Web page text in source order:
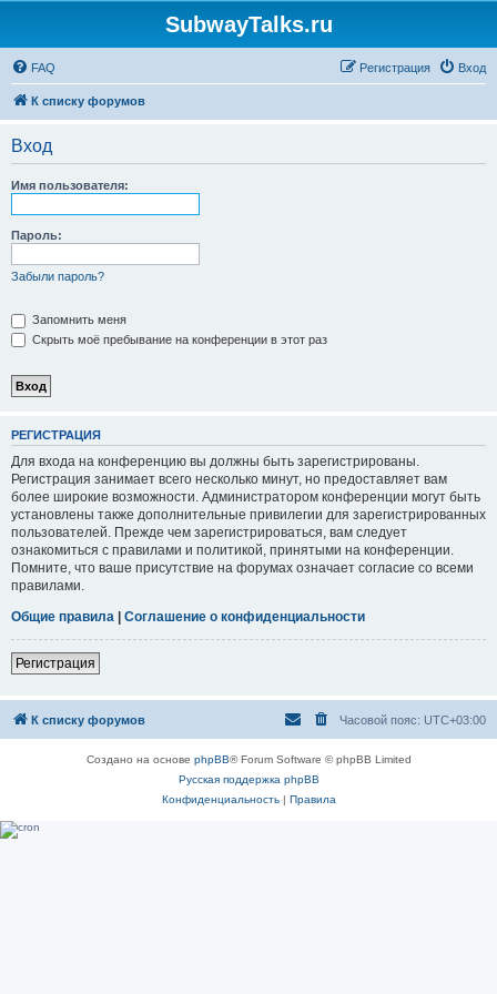
SubwayTalks.ru
FAQ Вход
Регистрация
К списку форумов
Вход
Имя пользователя:
Пароль:
Забыли пароль?
Запомнить меня
Скрыть моё пребывание на конференции в этот раз
РЕГИСТРАЦИЯ
Для входа на конференцию вы должны быть зарегистрированы.
Регистрация занимает всего несколько минут, но предоставляет вам
более широкие возможности. Администратором конференции могут быть
установлены также дополнительные привилегии для зарегистрированных
пользователей. Прежде чем зарегистрироваться, вам следует
ознакомиться с правилами и политикой, принятыми на конференции.
Помните, что ваше присутствие на форумах означает согласие со всеми
правилами.
Общие правила | Соглашение о конфиденциальности
Регистрация
К списку форумов Часовой пояс: UTC+03:00
Создано на основе phpBB® Forum Software © phpBB Limited
Русская поддержка phpBB
Конфиденциальность| Правила